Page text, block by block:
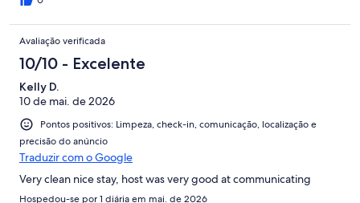
Avaliação verificada
10/10 - Excelente
Kelly D.
10 de mai. de 2026
Pontos positivos: Limpeza, check-in, comunicação, localização e
precisão do anúncio
Traduzir com o Google
Very clean nice stay, host was very good at communicating
Hospedou-se por 1 diária em mai. de 2026